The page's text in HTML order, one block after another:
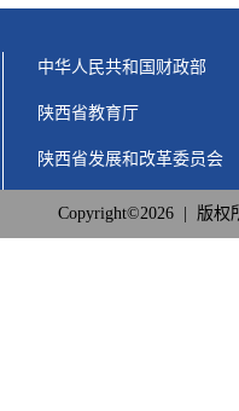
中华人民共和国财政部
陕西省教育厅
陕西省发展和改革委员会
Copyright©2026 | 版权